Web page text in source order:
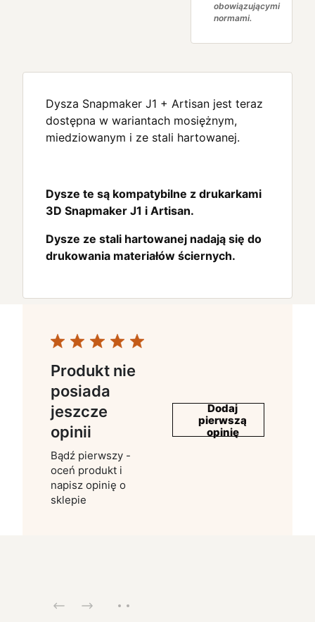
obowiązującymi
normami.
Dysza Snapmaker J1 + Artisan jest teraz
dostępna w wariantach mosiężnym,
miedziowanym i ze stali hartowanej.
Dysze te są kompatybilne z drukarkami
3D Snapmaker J1 i Artisan.
Dysze ze stali hartowanej nadają się do
drukowania materiałów ściernych.
Produkt nie
posiada
jeszcze
opinii
Bądź pierwszy -
oceń produkt i
napisz opinię o
sklepie
Dodaj
pierwszą
opinię